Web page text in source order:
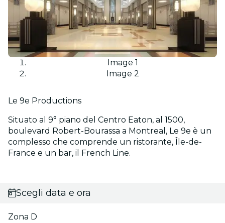
Image 1
Image 2
Le 9e Productions
Situato al 9° piano del Centro Eaton, al 1500,
boulevard Robert-Bourassa a Montreal, Le 9e è un
complesso che comprende un ristorante, Île-de-
France e un bar, il French Line.
Scegli data e ora
Zona D